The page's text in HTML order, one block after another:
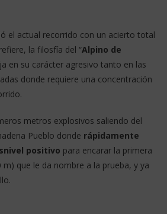
el actual recorrido con un acierto total
la filosfía del “Alpino de
en su carácter agresivo tanto en las
donde requiere una concentración
metros explosivos saliendo del
Pueblo donde rápidamente
positivo para encarar la primera
que le da nombre a la prueba, y ya